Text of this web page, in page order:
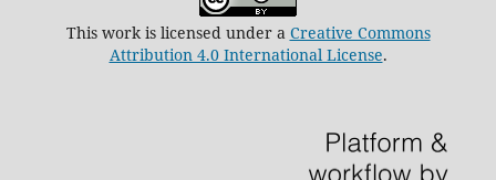
This work is licensed under a Creative Commons
Attribution 4.0 International License.